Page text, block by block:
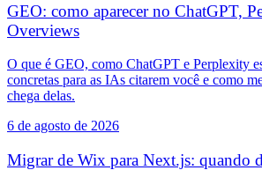
GEO: como aparecer no ChatGPT,
Overviews
O que é GEO, como ChatGPT e Perplexity
concretas para as IAs citarem você e como
chega delas.
6 de agosto de 2026
Migrar de Wix para Next.js: quando